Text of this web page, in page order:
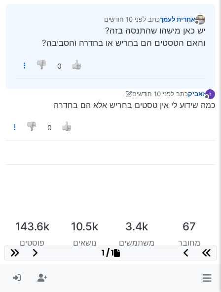
אחרית לעמךכתב לפני 10 חודשים
נערך לאחרונה על ידי
יש כאן מישהו שהתנסה בזה?
והאם הטסטים הם בחריש או בחדרה והסביבה?
0
ז זאביקכתב לפני 10 חודשים
נערך לאחרונה על ידי יוני
כמה שידוע לי אין טסטים בחריש אלא הם בחדרה
0
67
מחובר
3.4k
משתמשים
10.5k
נושאים
143.6k
פוסטים
1 / 1